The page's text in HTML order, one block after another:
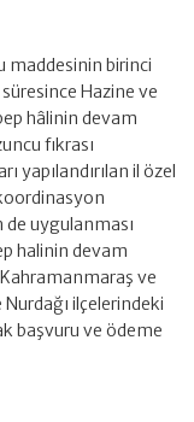
maddesinin birinci
Hazine ve
hâlinin devam
fıkrası
yapılandırılan il özel
de uygulanması
halinin devam
ve
ilçelerindeki
başvuru ve ödeme